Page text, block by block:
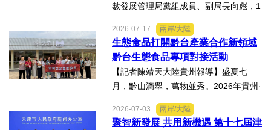
數發展管理局黨組成員、副局長向彪，1
作懇談會黔台大數據與人工智能產業對
接會上表示，召開黔台大數據與人工智
能產業對接會，旨在搭建兩...
2026-07-17 兩岸/大陸
生態食品打開黔台產業合作新領域
黔台生態食品專項對接活動
【記者陳靖天大陸貴州報導】盛夏七
月，黔山滴翠，萬物並秀。2026年貴州·
品專項對接活動」於7月13日至16日舉
2026-07-03 兩岸/大陸
聚智新發展 共用新機遇 第十七屆津